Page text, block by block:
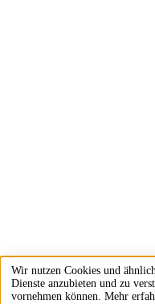
Wir nutzen Cookies und
Dienste anzubieten und zu
vornehmen können. Mehr